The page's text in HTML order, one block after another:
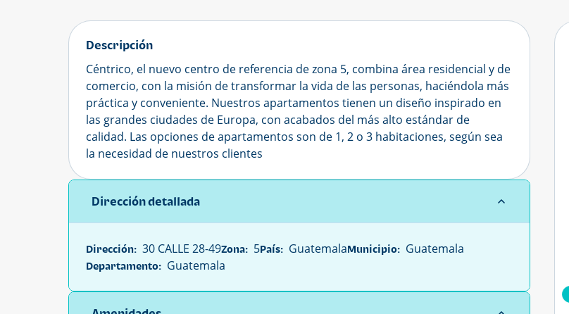
Descripción
Céntrico, el nuevo centro de referencia de zona 5, combina área residencial y de
comercio, con la misión de transformar la vida de las personas, haciéndola más
práctica y conveniente. Nuestros apartamentos tienen un diseño inspirado en
las grandes ciudades de Europa, con acabados del más alto estándar de
calidad. Las opciones de apartamentos son de 1, 2 o 3 habitaciones, según sea
la necesidad de nuestros clientes
Dirección detallada
Dirección: 30 CALLE 28-49Zona: 5País: GuatemalaMunicipio: Guatemala
Departamento: Guatemala